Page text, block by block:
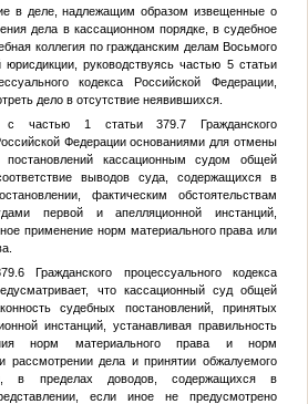
в деле, надлежащим образом извещенные о
дела в кассационном порядке, в судебное
коллегия по гражданским делам Восьмого
руководствуясь частью 5 статьи
кодекса Российской Федерации,
дело в отсутствие неявившихся.
с частью 1 статьи 379.7 Гражданского
Федерации основаниями для отмены
кассационным судом общей
выводов суда, содержащихся в
фактическим обстоятельствам
первой и апелляционной инстанций,
применение норм материального права или
процессуального кодекса
что кассационный суд общей
судебных постановлений, принятых
инстанций, устанавливая правильность
норм материального права и норм
рассмотрении дела и принятии обжалуемого
в пределах доводов, содержащихся в
если иное не предусмотрено